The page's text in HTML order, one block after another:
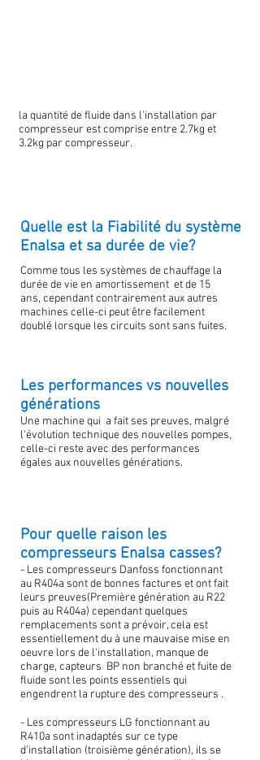
la quantité de fluide dans l'installation par
compresseur est comprise entre 2.7kg et
3.2kg par compresseur.
Quelle est la Fiabilité du système
Enalsa et sa durée de vie?
Comme tous les systèmes de chauffage la
durée de vie en amortissement et de 15
ans, cependant contrairement aux autres
machines celle-ci peut être facilement
doublé lorsque les circuits sont sans fuites.
Les performances vs nouvelles
générations
Une machine qui a fait ses preuves, malgré
l'évolution technique des nouvelles pompes,
celle-ci reste avec des performances
égales aux nouvelles générations.
Pour quelle raison les
compresseurs Enalsa casses?
- Les compresseurs Danfoss fonctionnant
au R404a sont de bonnes factures et ont fait
leurs preuves(Première génération au R22
puis au R404a) cependant quelques
remplacements sont a prévoir, cela est
essentiellement du à une mauvaise mise en
oeuvre lors de l'installation, manque de
charge, capteurs BP non branché et fuite de
fluide sont les points essentiels qui
engendrent la rupture des compresseurs .
- Les compresseurs LG fonctionnant au
R410a sont inadaptés sur ce type
d'installation (troisième génération), ils se